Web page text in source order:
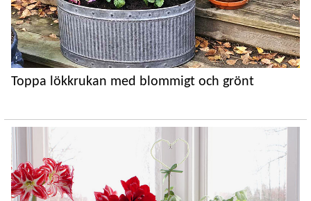
Toppa lökkrukan med blommigt och grönt